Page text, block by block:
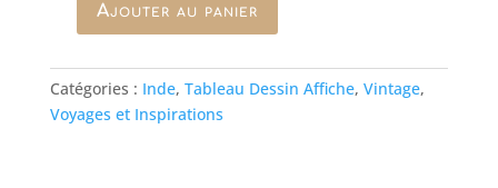
quantité
Photographie
de
Bourne
Ajouter au panier
Catégories : Inde, Tableau Dessin Affiche, Vintage,
Voyages et Inspirations